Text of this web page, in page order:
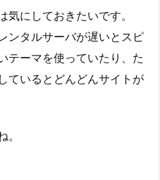
にしておきたいです。
ンタルサーバが遅いとスピ
テーマを使っていたり、た
ているとどんどんサイトが